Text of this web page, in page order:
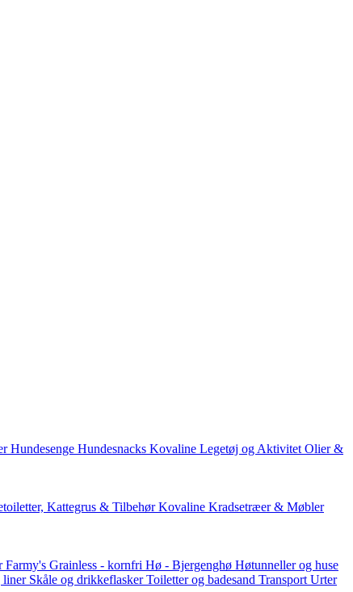
Hundesenge Hundesnacks Kovaline Legetøj og Aktivitet Olier &
Kattegrus & Tilbehør Kovaline Kradsetræer & Møbler
Farmy's Grainless - kornfri Hø - Bjergenghø Høtunneller og huse
liner Skåle og drikkeflasker Toiletter og badesand Transport Urter